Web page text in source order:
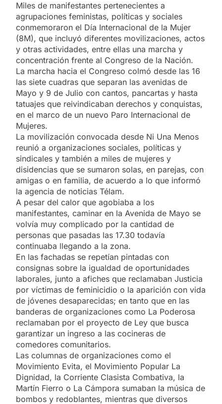
Miles de manifestantes pertenecientes a
agrupaciones feministas, políticas y sociales
conmemoraron el Día Internacional de la Mujer
(8M), que incluyó diferentes movilizaciones, actos
y otras actividades, entre ellas una marcha y
concentración frente al Congreso de la Nación.
La marcha hacia el Congreso colmó desde las 16
las siete cuadras que separan las avenidas de
Mayo y 9 de Julio con cantos, pancartas y hasta
tatuajes que reivindicaban derechos y conquistas,
en el marco de un nuevo Paro Internacional de
Mujeres.
La movilización convocada desde Ni Una Menos
reunió a organizaciones sociales, políticas y
sindicales y también a miles de mujeres y
disidencias que se sumaron solas, en parejas, con
amigas o en familia, de acuerdo a lo que informó
la agencia de noticias Télam.
A pesar del calor que agobiaba a los
manifestantes, caminar en la Avenida de Mayo se
volvía muy complicado por la cantidad de
personas que pasadas las 17.30 todavía
continuaba llegando a la zona.
En las fachadas se repetían pintadas con
consignas sobre la igualdad de oportunidades
laborales, junto a afiches que reclamaban Justicia
por víctimas de feminicidio o la aparición con vida
de jóvenes desaparecidas; en tanto que en las
banderas de organizaciones como La Poderosa
reclamaban por el proyecto de Ley que busca
garantizar un ingreso a las cocineras de
comedores comunitarios.
Las columnas de organizaciones como el
Movimiento Evita, el Movimiento Popular La
Dignidad, la Corriente Clasista Combativa, la
Martín Fierro o La Cámpora sumaban la música de
bombos y redoblantes, mientras que diversos